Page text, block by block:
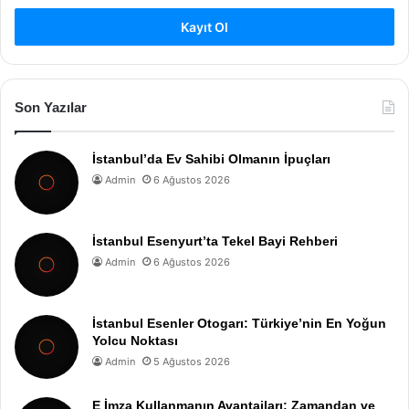
Kayıt Ol
Son Yazılar
İstanbul’da Ev Sahibi Olmanın İpuçları
Admin 6 Ağustos 2026
İstanbul Esenyurt’ta Tekel Bayi Rehberi
Admin 6 Ağustos 2026
İstanbul Esenler Otogarı: Türkiye’nin En Yoğun
Yolcu Noktası
Admin 5 Ağustos 2026
E İmza Kullanmanın Avantajları: Zamandan ve